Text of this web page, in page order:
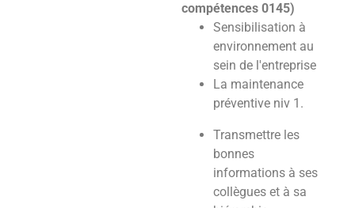
compétences 0145)
Sensibilisation à
environnement au
sein de l'entreprise
La maintenance
préventive niv 1.
Transmettre les
bonnes
informations à ses
collègues et à sa